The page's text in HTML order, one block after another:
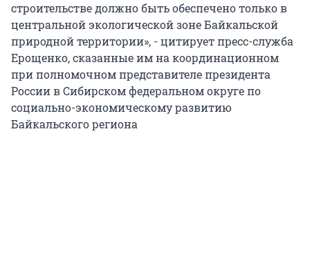
строительстве должно быть обеспечено только в
центральной экологической зоне Байкальской
природной территории», - цитирует пресс-служба
Ерощенко, сказанные им на координационном
при полномочном представителе президента
России в Сибирском федеральном округе по
социально-экономическому развитию
Байкальского региона